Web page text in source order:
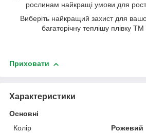
рослинам найкращі умови для
Виберіть найкращий захист для
багаторічну теплішу плівку
Приховати
Характеристики
Основні
Колір
Рожевий